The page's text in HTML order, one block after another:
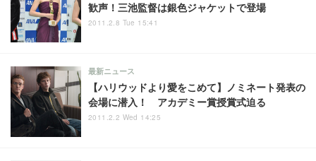
歓声！三池監督は銀色ジャケットで登場
2011.2.8 Tue 15:41
【ハリウッドより愛をこめて】ノミネート発表の
会場に潜入！ アカデミー賞授賞式迫る
最新ニュース
2011.2.2 Wed 14:25